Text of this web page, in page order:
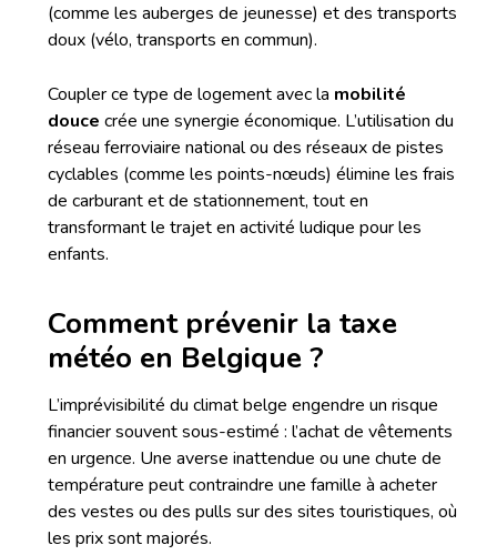
(comme les auberges de jeunesse) et des transports
doux (vélo, transports en commun).
Coupler ce type de logement avec la mobilité
douce crée une synergie économique. L’utilisation du
réseau ferroviaire national ou des réseaux de pistes
cyclables (comme les points-nœuds) élimine les frais
de carburant et de stationnement, tout en
transformant le trajet en activité ludique pour les
enfants.
Comment prévenir la taxe
météo en Belgique ?
L’imprévisibilité du climat belge engendre un risque
financier souvent sous-estimé : l’achat de vêtements
en urgence. Une averse inattendue ou une chute de
température peut contraindre une famille à acheter
des vestes ou des pulls sur des sites touristiques, où
les prix sont majorés.